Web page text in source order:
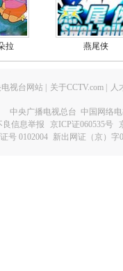
拉 燕尾侠
视台网站 关于CCTV.com 人
中央广播电视总台 中国网络
良信息举报
京ICP证060535号
号 0102004 新出网证（京）